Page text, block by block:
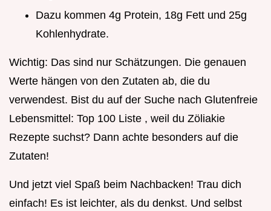
Dazu kommen 4g Protein, 18g Fett und 25g
Kohlenhydrate.
Wichtig: Das sind nur Schätzungen. Die genauen
Werte hängen von den Zutaten ab, die du
verwendest. Bist du auf der Suche nach Glutenfreie
Lebensmittel: Top 100 Liste , weil du Zöliakie
Rezepte suchst? Dann achte besonders auf die
Zutaten!
Und jetzt viel Spaß beim Nachbacken! Trau dich
einfach! Es ist leichter, als du denkst. Und selbst